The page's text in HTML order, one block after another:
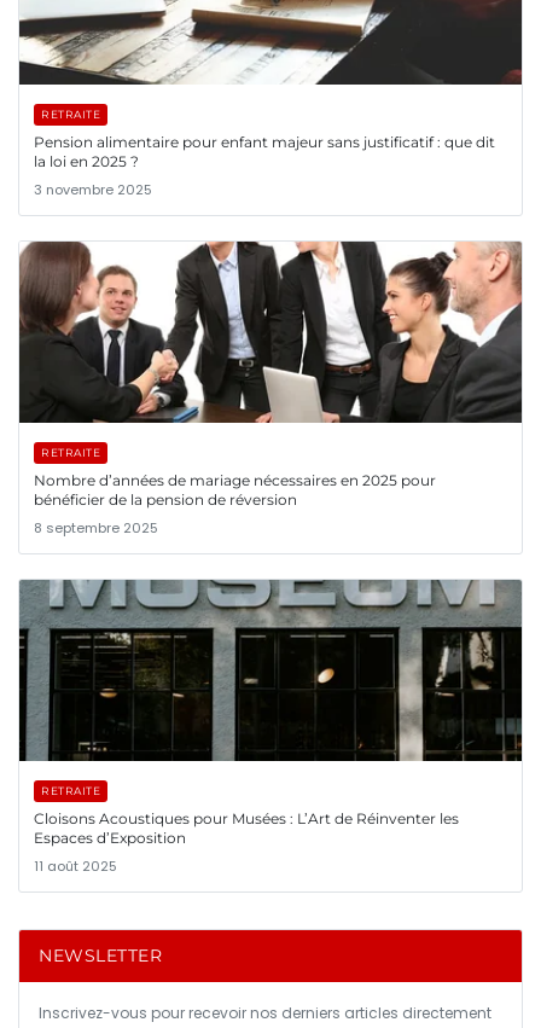
RETRAITE
Pension alimentaire pour enfant majeur sans justificatif : que dit
la loi en 2025 ?
3 novembre 2025
RETRAITE
Nombre d’années de mariage nécessaires en 2025 pour
bénéficier de la pension de réversion
8 septembre 2025
RETRAITE
Cloisons Acoustiques pour Musées : L’Art de Réinventer les
Espaces d’Exposition
11 août 2025
NEWSLETTER
Inscrivez-vous pour recevoir nos derniers articles directement